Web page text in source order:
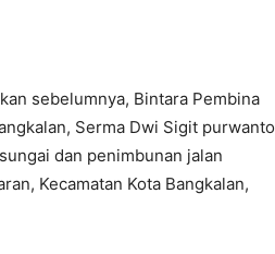
sebelumnya, Bintara Pembina
Serma Dwi Sigit purwanto
dan penimbunan jalan
Kecamatan Kota Bangkalan,